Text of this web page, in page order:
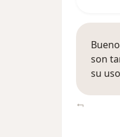
son
su